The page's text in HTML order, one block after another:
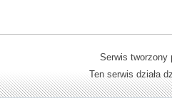
Serwis
Ten serwis działa